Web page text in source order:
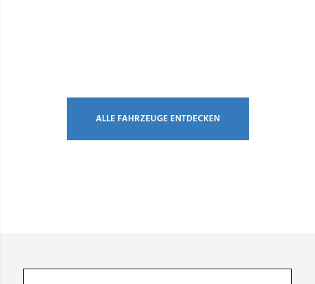
ALLE FAHRZEUGE ENTDECKEN